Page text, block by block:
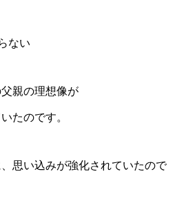
ない
親の理想像が
たのです。
思い込みが強化されていたので